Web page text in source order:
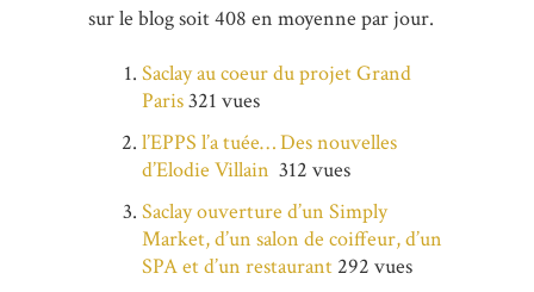
sur le blog soit 408 en moyenne par jour.
Saclay au coeur du projet Grand
Paris321 vues
l’EPPS l’a tuée… Des nouvelles
d’Elodie Villain 312 vues
Saclay ouverture d’un Simply
Market, d’un salon de coiffeur, d’un
SPA et d’un restaurant 292 vues